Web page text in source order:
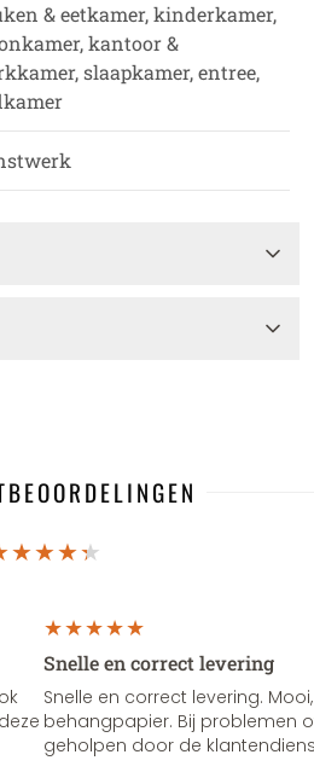
& eetkamer, kinderkamer,
kantoor &
slaapkamer, entree,
Snelle en correct levering
Snelle en correct levering.
behangpapier. Bij problemen
geholpen door de